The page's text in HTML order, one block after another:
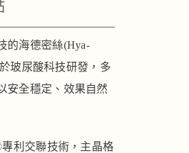
的海德密絲(Hya-
玻尿酸科技研發，多
安全穩定、效果自然
利交聯技術，主晶格